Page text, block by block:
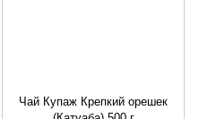
Чай Купаж Крепкий орешек